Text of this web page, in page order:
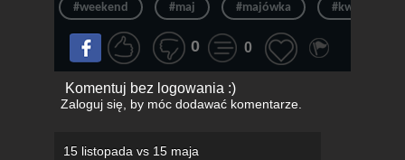
#weekend #maj #majówka
0 0
Komentuj bez logowania :)
Zaloguj się, by móc dodawać komentarze.
15 listopada vs 15 maja